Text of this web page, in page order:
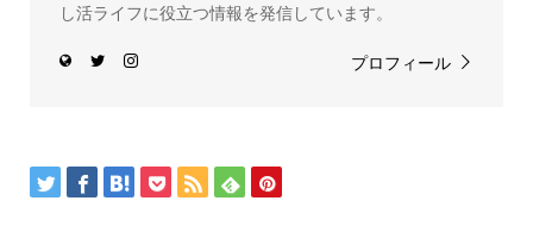
し活ライフに役立つ情報を発信しています。
プロフィール